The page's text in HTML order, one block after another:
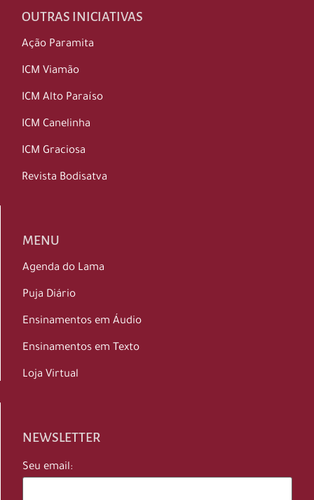
OUTRAS INICIATIVAS
Ação Paramita
ICM Viamão
ICM Alto Paraíso
ICM Canelinha
ICM Graciosa
Revista Bodisatva
MENU
Agenda do Lama
Puja Diário
Ensinamentos em Áudio
Ensinamentos em Texto
Loja Virtual
NEWSLETTER
Seu email: